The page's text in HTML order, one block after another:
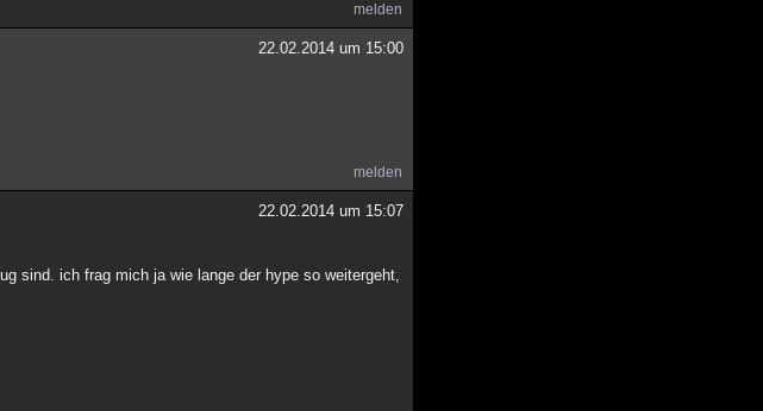
melden
22.02.2014 um 15:00
melden
22.02.2014 um 15:07
sind. ich frag mich ja wie lange der hype so weitergeht,